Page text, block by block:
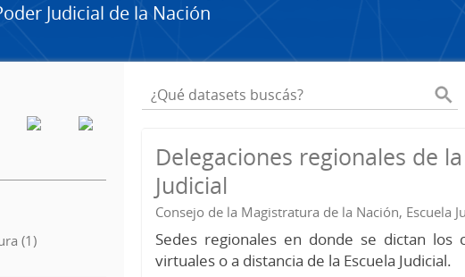
Judicial de la Nación
(1)
Delegaciones regionales de
Judicial
Consejo de la Magistratura de la Nación, Escuela
Sedes regionales en donde se dictan los
virtuales o a distancia de la Escuela Judicial.